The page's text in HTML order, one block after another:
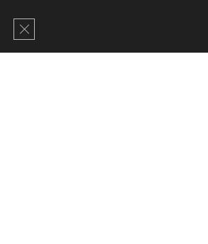
Close GDPR Cookie Banner